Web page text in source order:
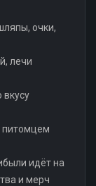
очки,
лечи
вкусу
питомцем
идёт на
и мерч